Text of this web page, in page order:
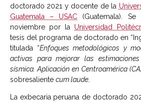
doctorado 2021 y docente de la
Guatemala – USAC (Guatemala).
noviembre por la Universidad
tesis del programa de doctorado en
titulada “Enfoques metodológicos y
activas para mejorar las
sísmica. Aplicación en Centroamérica
sobresaliente cum laude
La exbecaria peruana de doctorado